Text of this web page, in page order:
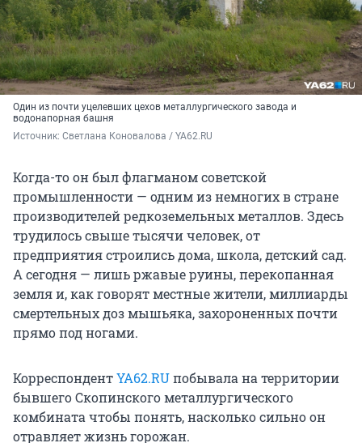
Один из почти уцелевших цехов металлургического завода и
водонапорная башня
Источник: Светлана Коновалова / YA62.RU
Когда-то он был флагманом советской
промышленности — одним из немногих в стране
производителей редкоземельных металлов. Здесь
трудилось свыше тысячи человек, от
предприятия строились дома, школа, детский сад.
А сегодня — лишь ржавые руины, перекопанная
земля и, как говорят местные жители, миллиарды
смертельных доз мышьяка, захороненных почти
прямо под ногами.
КорреспондентYA62.RUпобывала на территории
бывшего Скопинского металлургического
комбината чтобы понять, насколько сильно он
отравляет жизнь горожан.